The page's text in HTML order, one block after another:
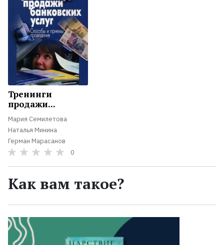
Тренинги
продажи...
Мария Семилетова
Наталья Минина
Герман Марасанов
0
Как вам такое?